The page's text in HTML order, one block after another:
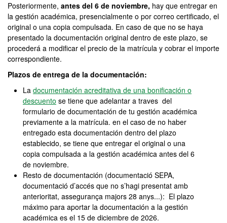
Posteriormente, antes del 6 de noviembre, hay que entregar en
la gestión académica, presencialmente o por correo certificado, el
original o una copia compulsada. En caso de que no se haya
presentado la documentación original dentro de este plazo, se
procederá a modificar el precio de la matrícula y cobrar el importe
correspondiente.
Plazos de entrega de la documentación:
La documentación acreditativa de una bonificación o
descuento se tiene que adelantar a traves del
formulario de documentación de tu gestión académica
previamente a la matrícula. en el caso de no haber
entregado esta documentación dentro del plazo
establecido, se tiene que entregar el original o una
copia compulsada a la gestión académica antes del 6
de noviembre.
Resto de documentación (documentació SEPA,
documentació d’accés que no s’hagi presentat amb
anterioritat, assegurança majors 28 anys...): El plazo
máximo para aportar la documentación a la gestión
académica es el 15 de diciembre de 2026.